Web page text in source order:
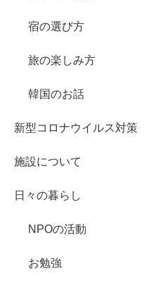
宿の選び方
旅の楽しみ方
韓国のお話
新型コロナウイルス対策
施設について
日々の暮らし
NPOの活動
お勉強